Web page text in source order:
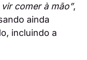
comer à mão”,
ainda
incluindo a